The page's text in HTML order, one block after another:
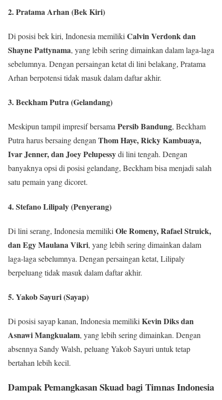
2. Pratama Arhan (Bek Kiri)
Di posisi bek kiri, Indonesia memiliki Calvin Verdonk dan
Shayne Pattynama, yang lebih sering dimainkan dalam laga-laga
sebelumnya. Dengan persaingan ketat di lini belakang, Pratama
Arhan berpotensi tidak masuk dalam daftar akhir.
3. Beckham Putra (Gelandang)
Meskipun tampil impresif bersamaPersib Bandung, Beckham
Putra harus bersaing denganThom Haye, Ricky Kambuaya,
Ivar Jenner, dan Joey Pelupessydi lini tengah. Dengan
banyaknya opsi di posisi gelandang, Beckham bisa menjadi salah
satu pemain yang dicoret.
4. Stefano Lilipaly (Penyerang)
Di lini serang, Indonesia memiliki Ole Romeny, Rafael Struick,
dan Egy Maulana Vikri, yang lebih sering dimainkan dalam
laga-laga sebelumnya. Dengan persaingan ketat, Lilipaly
berpeluang tidak masuk dalam daftar akhir.
5. Yakob Sayuri (Sayap)
Di posisi sayap kanan, Indonesia memilikiKevin Diks dan
Asnawi Mangkualam, yang lebih sering dimainkan. Dengan
absennya Sandy Walsh, peluang Yakob Sayuri untuk tetap
bertahan lebih kecil.
Dampak Pemangkasan Skuad bagi Timnas Indonesia